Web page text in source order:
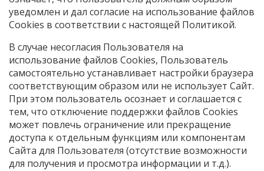
уведомлен и дал согласие на использование файлов
Cookies в соответствии с настоящей Политикой.
В случае несогласия Пользователя на
использование файлов Cookies, Пользователь
самостоятельно устанавливает настройки браузера
соответствующим образом или не использует Сайт.
При этом пользователь осознает и соглашается с
тем, что отключение поддержки файлов Cookies
может повлечь ограничение или прекращение
доступа к отдельным функциям или компонентам
Сайта для Пользователя (отсутствие возможности
для получения и просмотра информации и т.д.).